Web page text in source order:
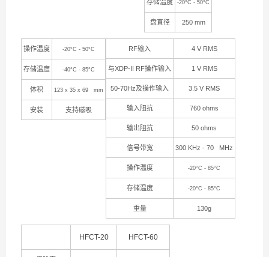
存储温度 -20°C - 50°C
盘直径 250 mm
操作温度 -20°C - 50°C
存储温度 -40°C - 85°C
体积 123 x 35 x 69 mm
安装 支持磁吸
RF输入 4 V RMS
与XDP-II RF操作输入 1 V RMS
50-70Hz及操作输入 3.5 V RMS
输入阻抗 760 ohms
输出阻抗 50 ohms
信号带宽 300 KHz - 70 MHz
操作温度 -20°C - 85°C
存储温度 -20°C - 85°C
重量 130g
HFCT-20 HFCT-60